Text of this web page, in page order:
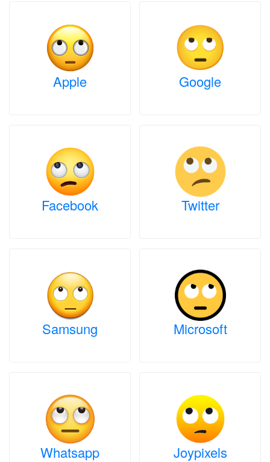
Apple Google
Facebook Twitter
Samsung Microsoft
Whatsapp Joypixels